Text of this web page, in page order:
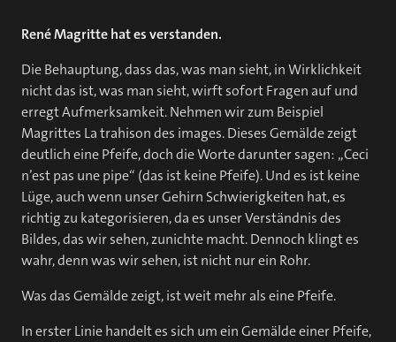
René Magritte hat es verstanden.
Die Behauptung, dass das, was man sieht, in Wirklichkeit
nicht das ist, was man sieht, wirft sofort Fragen auf und
erregt Aufmerksamkeit. Nehmen wir zum Beispiel
Magrittes La trahison des images. Dieses Gemälde zeigt
deutlich eine Pfeife, doch die Worte darunter sagen: „Ceci
n’est pas une pipe“ (das ist keine Pfeife). Und es ist keine
Lüge, auch wenn unser Gehirn Schwierigkeiten hat, es
richtig zu kategorisieren, da es unser Verständnis des
Bildes, das wir sehen, zunichte macht. Dennoch klingt es
wahr, denn was wir sehen, ist nicht nur ein Rohr.
Was das Gemälde zeigt, ist weit mehr als eine Pfeife.
In erster Linie handelt es sich um ein Gemälde einer Pfeife,